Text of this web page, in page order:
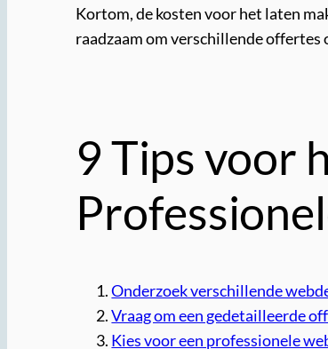
Kortom, de kosten voor het laten
raadzaam om verschillende offertes
9 Tips voor
Onderzoek verschillende
Vraag om een gedetailleerde
Kies voor een professionele